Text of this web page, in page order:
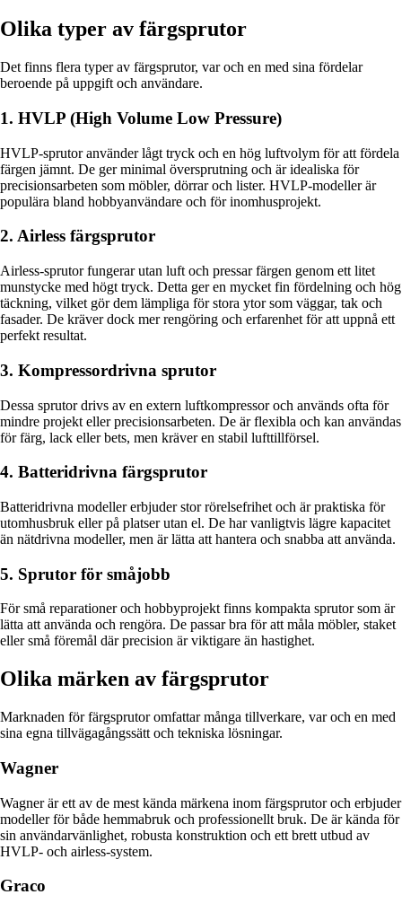
Olika typer av färgsprutor
Det finns flera typer av färgsprutor, var och en med sina fördelar
beroende på uppgift och användare.
1. HVLP (High Volume Low Pressure)
HVLP-sprutor använder lågt tryck och en hög luftvolym för att fördela
färgen jämnt. De ger minimal översprutning och är idealiska för
precisionsarbeten som möbler, dörrar och lister. HVLP-modeller är
populära bland hobbyanvändare och för inomhusprojekt.
2. Airless färgsprutor
Airless-sprutor fungerar utan luft och pressar färgen genom ett litet
munstycke med högt tryck. Detta ger en mycket fin fördelning och hög
täckning, vilket gör dem lämpliga för stora ytor som väggar, tak och
fasader. De kräver dock mer rengöring och erfarenhet för att uppnå ett
perfekt resultat.
3. Kompressordrivna sprutor
Dessa sprutor drivs av en extern luftkompressor och används ofta för
mindre projekt eller precisionsarbeten. De är flexibla och kan användas
för färg, lack eller bets, men kräver en stabil lufttillförsel.
4. Batteridrivna färgsprutor
Batteridrivna modeller erbjuder stor rörelsefrihet och är praktiska för
utomhusbruk eller på platser utan el. De har vanligtvis lägre kapacitet
än nätdrivna modeller, men är lätta att hantera och snabba att använda.
5. Sprutor för småjobb
För små reparationer och hobbyprojekt finns kompakta sprutor som är
lätta att använda och rengöra. De passar bra för att måla möbler, staket
eller små föremål där precision är viktigare än hastighet.
Olika märken av färgsprutor
Marknaden för färgsprutor omfattar många tillverkare, var och en med
sina egna tillvägagångssätt och tekniska lösningar.
Wagner
Wagner är ett av de mest kända märkena inom färgsprutor och erbjuder
modeller för både hemmabruk och professionellt bruk. De är kända för
sin användarvänlighet, robusta konstruktion och ett brett utbud av
HVLP- och airless-system.
Graco